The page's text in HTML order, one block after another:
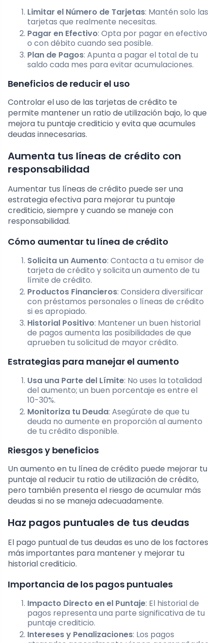
Limitar el Número de Tarjetas: Mantén solo las
tarjetas que realmente necesitas.
Pagar en Efectivo: Opta por pagar en efectivo
o con débito cuando sea posible.
Plan de Pagos: Apunta a pagar el total de tu
saldo cada mes para evitar acumulaciones.
Beneficios de reducir el uso
Controlar el uso de las tarjetas de crédito te
permite mantener un ratio de utilización bajo, lo que
mejora tu puntaje crediticio y evita que acumules
deudas innecesarias.
Aumenta tus líneas de crédito con
responsabilidad
Aumentar tus líneas de crédito puede ser una
estrategia efectiva para mejorar tu puntaje
crediticio, siempre y cuando se maneje con
responsabilidad.
Cómo aumentar tu línea de crédito
Solicita un Aumento: Contacta a tu emisor de
tarjeta de crédito y solicita un aumento de tu
límite de crédito.
Productos Financieros: Considera diversificar
con préstamos personales o líneas de crédito
si es apropiado.
Historial Positivo: Mantener un buen historial
de pagos aumenta las posibilidades de que
aprueben tu solicitud de mayor crédito.
Estrategias para manejar el aumento
Usa una Parte del Límite: No uses la totalidad
del aumento; un buen porcentaje es entre el
10-30%.
Monitoriza tu Deuda: Asegúrate de que tu
deuda no aumente en proporción al aumento
de tu crédito disponible.
Riesgos y beneficios
Un aumento en tu línea de crédito puede mejorar tu
puntaje al reducir tu ratio de utilización de crédito,
pero también presenta el riesgo de acumular más
deudas si no se maneja adecuadamente.
Haz pagos puntuales de tus deudas
El pago puntual de tus deudas es uno de los factores
más importantes para mantener y mejorar tu
historial crediticio.
Importancia de los pagos puntuales
Impacto Directo en el Puntaje: El historial de
pagos representa una parte significativa de tu
puntaje crediticio.
Intereses y Penalizaciones: Los pagos